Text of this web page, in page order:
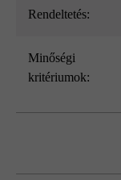
Rendeltetés:
Minőségi
kritériumok: